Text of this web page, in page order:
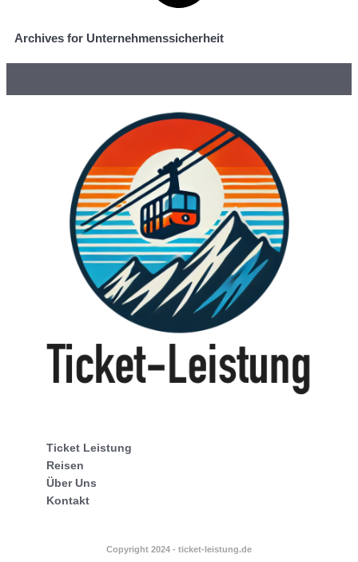
Archives for Unternehmenssicherheit
Ticket Leistung
Reisen
Über Uns
Kontakt
Copyright 2024 - ticket-leistung.de